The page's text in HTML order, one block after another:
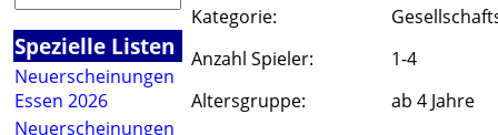
Spezielle Listen
Neuerscheinungen
Essen 2026
Neuerscheinungen
Kategorie:
Anzahl Spieler:
1-4
Altersgruppe:
ab 4 Jahre